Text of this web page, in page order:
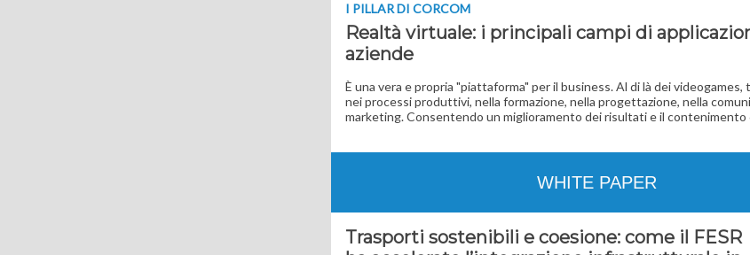
I PILLAR DI CORCOM
Realtà virtuale: i principali campi di
aziende
È una vera e propria "piattaforma" per il business. Al di là dei videogames,
nei processi produttivi, nella formazione, nella progettazione, nella
marketing. Consentendo un miglioramento dei risultati e il contenimento
WHITE PAPER
Trasporti sostenibili e coesione: come il FESR